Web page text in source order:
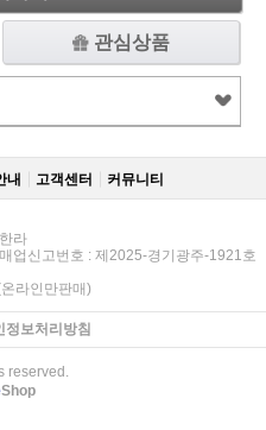
관심상품
내 고객센터 커뮤니티
라
업신고번호 : 제2025-경기광주-1921호
라인만판매)
정보처리방침
reserved.
Shop